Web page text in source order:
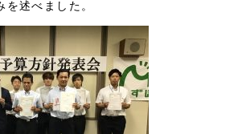
を述べました。